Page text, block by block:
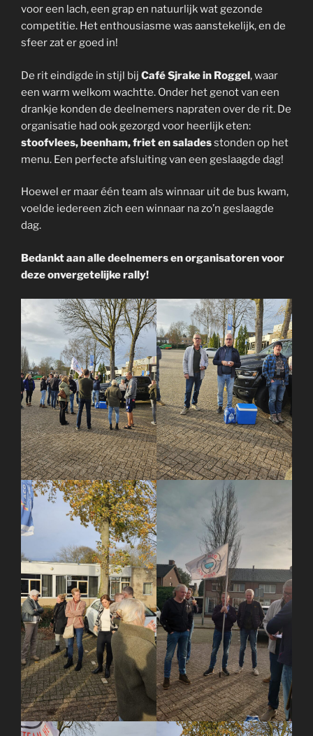
voor een lach, een grap en natuurlijk wat gezonde
competitie. Het enthousiasme was aanstekelijk, en de
sfeer zat er goed in!
De rit eindigde in stijl bij Café Sjrake in Roggel, waar
een warm welkom wachtte. Onder het genot van een
drankje konden de deelnemers napraten over de rit. De
organisatie had ook gezorgd voor heerlijk eten:
stoofvlees, beenham, friet en saladesstonden op het
menu. Een perfecte afsluiting van een geslaagde dag!
Hoewel er maar één team als winnaar uit de bus kwam,
voelde iedereen zich een winnaar na zo’n geslaagde
dag.
Bedankt aan alle deelnemers en organisatoren voor
deze onvergetelijke rally!